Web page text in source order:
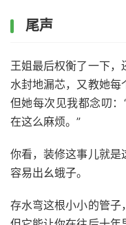
尾声
王姐最后权衡了一下，
水封地漏芯，又教她每
但她每次见我都念叨
在这么麻烦。”
你看，装修这事儿就是
容易出幺蛾子。
存水弯这根小小的管子